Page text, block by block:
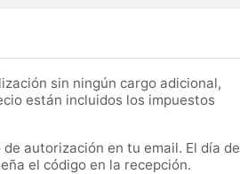
sin ningún cargo adicional,
están incluidos los impuestos
autorización en tu email. El día de
el código en la recepción.